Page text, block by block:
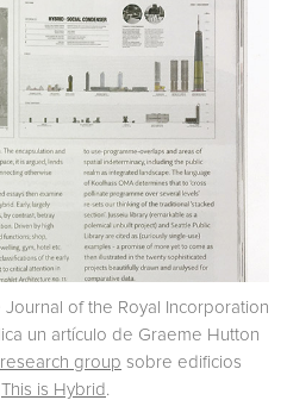
Journal of the Royal Incorporation
un artículo de Graeme Hutton
research group sobre edificios
This is Hybrid .